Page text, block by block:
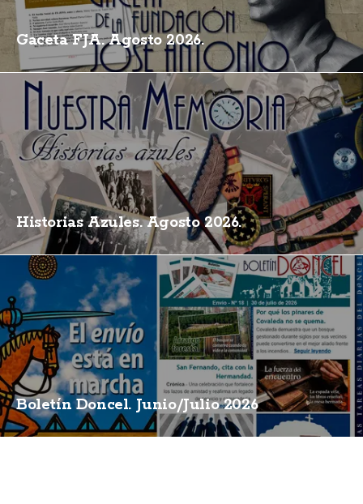
Gaceta FJA. Agosto 2026.
Historias Azules. Agosto 2026.
Boletín Doncel. Junio/Julio 2026